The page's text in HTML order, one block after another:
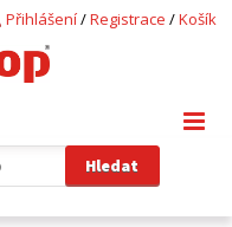
Košík
/
Registrace
/
Přihlášení